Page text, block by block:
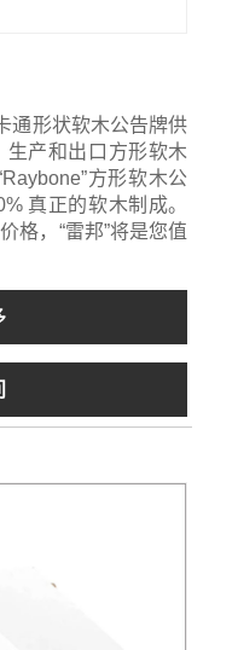
通形状软木公告牌供
产和出口方形软木
方形软木公
真正的软木制成。
格，“雷邦”将是您值